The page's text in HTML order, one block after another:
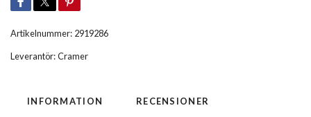
Artikelnummer: 2919286
Leverantör:Cramer
INFORMATION RECENSIONER